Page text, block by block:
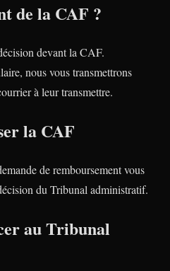
de la CAF ?
devant la CAF.
nous vous transmettrons
à leur transmettre.
la CAF
de remboursement vous
du Tribunal administratif.
au Tribunal